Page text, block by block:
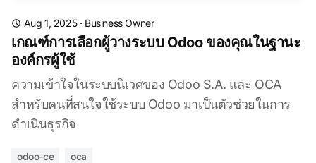
Aug 1, 2025· Business Owner
เกณฑ์การเลือกผู้วางระบบ Odoo ของคุณในฐานะ
องค์กรผู้ใช้
ความเข้าใจในระบบนิเวศของ Odoo S.A. และ OCA
สำหรับคนที่สนใจใช้ระบบ Odoo มาเป็นตัวช่วยในการ
ดำเนินธุรกิจ
odoo-ce oca